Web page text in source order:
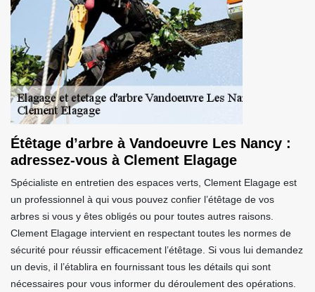
Étêtage d’arbre à Vandoeuvre Les Nancy :
adressez-vous à Clement Elagage
Spécialiste en entretien des espaces verts, Clement Elagage est
un professionnel à qui vous pouvez confier l’étêtage de vos
arbres si vous y êtes obligés ou pour toutes autres raisons.
Clement Elagage intervient en respectant toutes les normes de
sécurité pour réussir efficacement l’étêtage. Si vous lui demandez
un devis, il l’établira en fournissant tous les détails qui sont
nécessaires pour vous informer du déroulement des opérations.